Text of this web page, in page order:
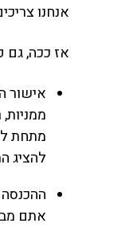
אנחנו
אז ככה,
להציג
אתם